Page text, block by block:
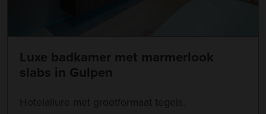
Luxe badkamer met marmerlook
slabs in Gulpen
Hotelallure met grootformaat tegels.